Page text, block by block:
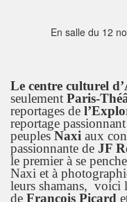
En salle du 12
Le centre culturel
seulement Paris-
reportages de
reportage
peuplesNaxi aux
passionnante de JF
le premier à se
Naxi et à
leurs shamans, voici
de François Picard